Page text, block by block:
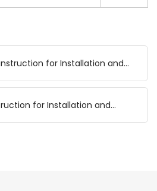
instruction for Installation and